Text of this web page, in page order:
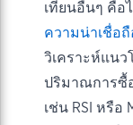
เทียนอื่นๆ คือ
ความน่าเชื่อถื
วิเคราะห์แน
ปริมาณการซื้
เช่น RSI หรือ